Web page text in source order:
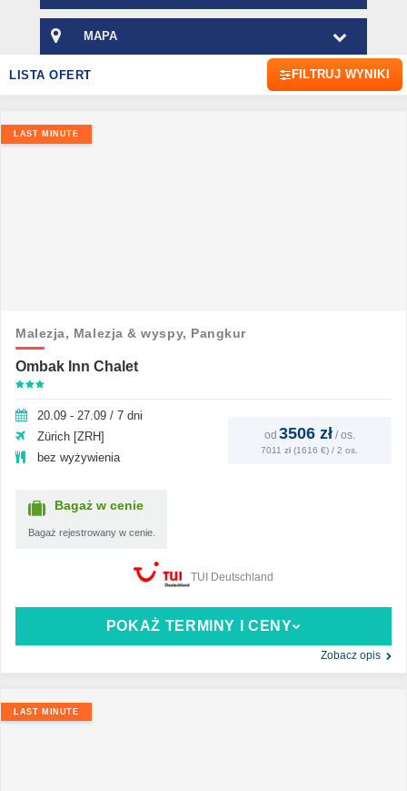
MAPA
LISTA OFERT FILTRUJ WYNIKI
LAST MINUTE
Malezja, Malezja & wyspy, Pangkur
Ombak Inn Chalet
20.09 - 27.09 / 7 dni
Zürich [ZRH]
bez wyżywienia
Bagaż w cenie
Bagaż rejestrowany w cenie.
od 3506 zł / os.
7011 zł (1616 €) / 2 os.
POKAŻ TERMINY I CENY
Zobacz opis
TUI Deutschland
LAST MINUTE